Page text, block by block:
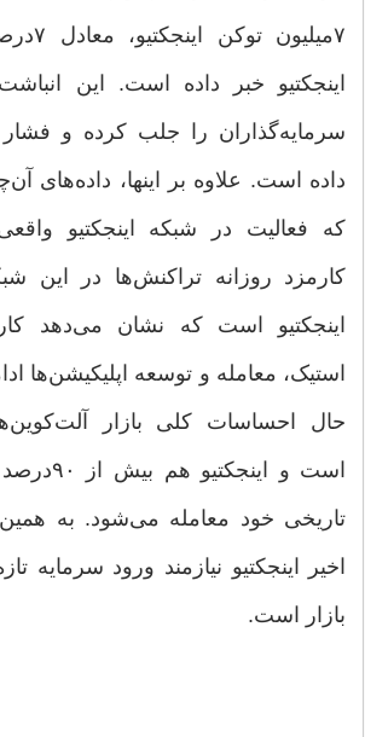
اینجکتیو خبر داده است. این
سرمایه‌گذاران را جلب کرده و
داده است. علاوه بر اینها، داده‌های
که فعالیت در شبکه اینجکتیو
اینجکتیو است که نشان می‌دهد
استیک، معامله و توسعه اپلیکیشن‌ها
حال احساسات کلی بازار
است و
تاریخی خود معامله می‌شود. به همین
اخیر اینجکتیو نیازمند ورود سرمایه
بازار است.